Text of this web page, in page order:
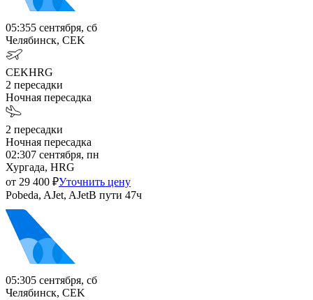
05:355 сентября, сб
Челябинск, CEK
CEKHRG
2 пересадки
Ночная пересадка
2 пересадки
Ночная пересадка
02:307 сентября, пн
Хургада, HRG
от 29 400 ₽Уточнить цену
Pobeda, AJet, AJetВ пути 47ч
05:305 сентября, сб
Челябинск, CEK